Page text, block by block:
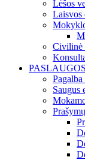
Lėšos
Laisvos
Civilinė
PASLAUGOS
Saugus